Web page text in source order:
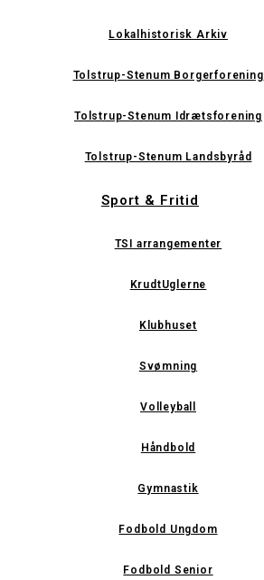
Lokalhistorisk Arkiv
Tolstrup-Stenum Borgerforening
Tolstrup-Stenum Idrætsforening
Tolstrup-Stenum Landsbyråd
Sport & Fritid
TSI arrangementer
KrudtUglerne
Klubhuset
Svømning
Volleyball
Håndbold
Gymnastik
Fodbold Ungdom
Fodbold Senior